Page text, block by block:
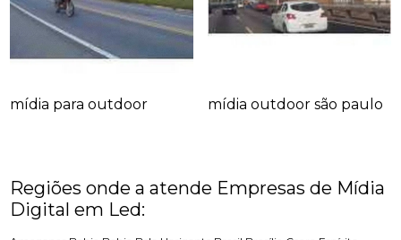
mídia para outdoor mídia outdoor são paulo
Regiões onde a atende Empresas de Mídia
Digital em Led: